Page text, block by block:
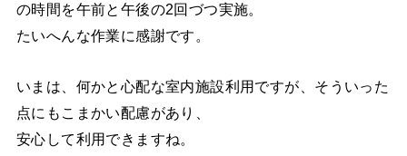
の時間を午前と午後の2回づつ実施。
たいへんな作業に感謝です。
いまは、何かと心配な室内施設利用ですが、そういった
点にもこまかい配慮があり、
安心して利用できますね。